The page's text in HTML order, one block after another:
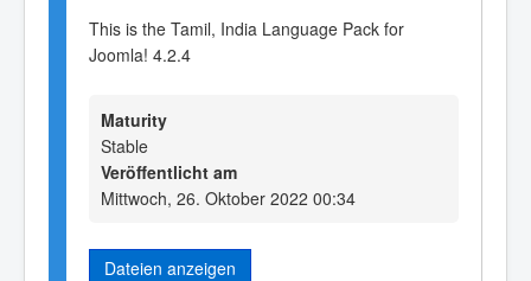
This is the Tamil, India Language Pack for
Joomla! 4.2.4
Maturity
Stable
Veröffentlicht am
Mittwoch, 26. Oktober 2022 00:34
Dateien anzeigen